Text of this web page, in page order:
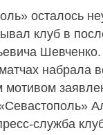
осталось
клуб в
набрала
служба